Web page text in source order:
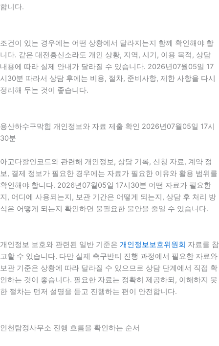
합니다.
조건이 있는 경우에는 어떤 상황에서 달라지는지 함께 확인해야 합
니다. 같은 대전흥신소라도 개인 상황, 지역, 시기, 이용 목적, 상담
내용에 따라 실제 안내가 달라질 수 있습니다. 2026년07월05일 17
시30분 따라서 상담 후에는 비용, 절차, 준비사항, 제한 사항을 다시
정리해 두는 것이 좋습니다.
용산하수구막힘 개인정보와 자료 제출 확인 2026년07월05일 17시
30분
아고다할인코드와 관련해 개인정보, 상담 기록, 신청 자료, 계약 정
보, 결제 정보가 필요한 경우에는 자료가 필요한 이유와 활용 범위를
확인해야 합니다. 2026년07월05일 17시30분 어떤 자료가 필요한
지, 어디에 사용되는지, 보관 기간은 어떻게 되는지, 상담 후 처리 방
식은 어떻게 되는지 확인하면 불필요한 불안을 줄일 수 있습니다.
개인정보 보호와 관련된 일반 기준은 개인정보보호위원회 자료를 참
고할 수 있습니다. 다만 실제 축구반티 진행 과정에서 필요한 자료와
보관 기준은 상황에 따라 달라질 수 있으므로 상담 단계에서 직접 확
인하는 것이 좋습니다. 필요한 자료는 정확히 제공하되, 이해하지 못
한 절차는 먼저 설명을 듣고 진행하는 편이 안전합니다.
인천탐정사무소 진행 흐름을 확인하는 순서